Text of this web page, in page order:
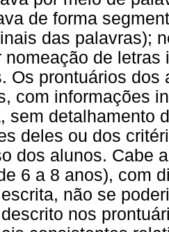
de forma
das palavras);
nomeação de
Os prontuários
com informações
sem detalhamento
deles ou dos
dos alunos. Cabe
6 a 8 anos), com
escrita, não se
nos